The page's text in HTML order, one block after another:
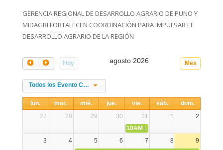
GERENCIA REGIONAL DE DESARROLLO AGRARIO DE PUNO Y
MIDAGRI FORTALECEN COORDINACIÓN PARA IMPULSAR EL
DESARROLLO AGRARIO DE LA REGIÓN
Hoy Mes
agosto 2026
Todos los Evento Categories
lun. mar. mié. jue. vie. sáb.
dom.
27
28 29 30 31 1
2
10AM DIA NACIONAL DE LA
3
4 5 6 7 8
9